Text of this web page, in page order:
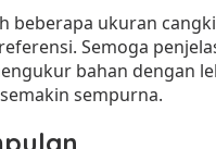
beberapa ukuran
Semoga
bahan dengan
sempurna.